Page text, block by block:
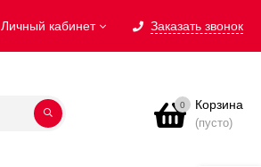
Личный кабинет Заказать звонок
0 Корзина
(пусто)